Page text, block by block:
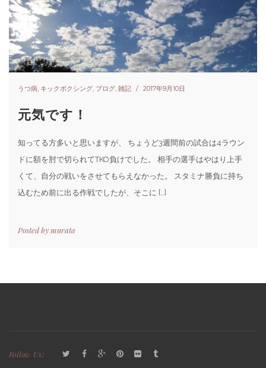
うつ病, キックボクシング, ブログ, 雑記 2017年9月10日
元気です！
知ってる方多いと思いますが、 ちょうど3週間前の試合は4ラウン
ドに額を肘で切られてTKO負けでした。 相手の選手はやはり上手
くて、自分の戦いをさせてもらえなかった。 スタミナ勝負に持ち
込むため前に出る作戦でしたが、そこに […]
Posted bymurata
Follow Us: